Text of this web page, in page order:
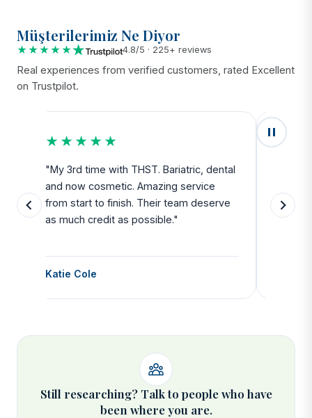
Müşterilerimiz Ne Diyor
★★★★★ 4.8/5 · 225+ reviews
Real experiences from verified customers, rated Excellent
on Trustpilot.
★★★★★
"My 3rd time with THST. Bariatric, dental
and now cosmetic. Amazing service
from start to finish. Their team deserve
as much credit as possible."
Katie Cole
side
Still researching? Talk to people who have
been where you are.